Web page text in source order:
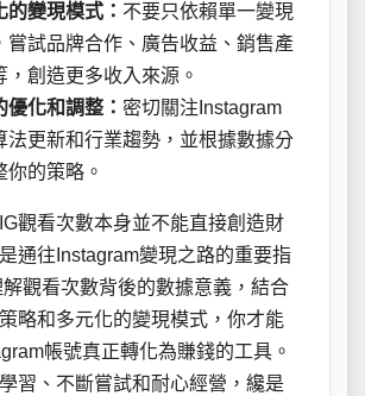
的變現模式： 不要只依賴單一變現
嘗試品牌合作、廣告收益、銷售產
，創造更多收入來源。
優化和調整： 密切關注Instagram
法更新和行業趨勢，並根據數據分
你的策略。
觀看次數本身並不能直接創造財
通往Instagram變現之路的重要指
觀看次數背後的數據意義，結合
略和多元化的變現模式，你才能
帳號真正轉化為賺錢的工具。
習、不斷嘗試和耐心經營，纔是